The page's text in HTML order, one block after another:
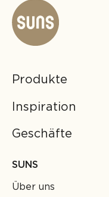
Produkte
Inspiration
Geschäfte
SUNS
Über uns